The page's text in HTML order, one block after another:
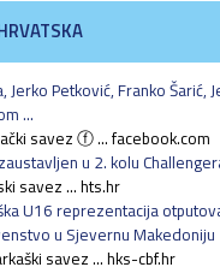
Jerko Petković, Franko Šarić,
...
savez ⓕ ... facebook.com
u 2. kolu
savez ... hts.hr
U16 reprezentacija
u Sjevernu Makedoniju
savez ... hks-cbf.hr